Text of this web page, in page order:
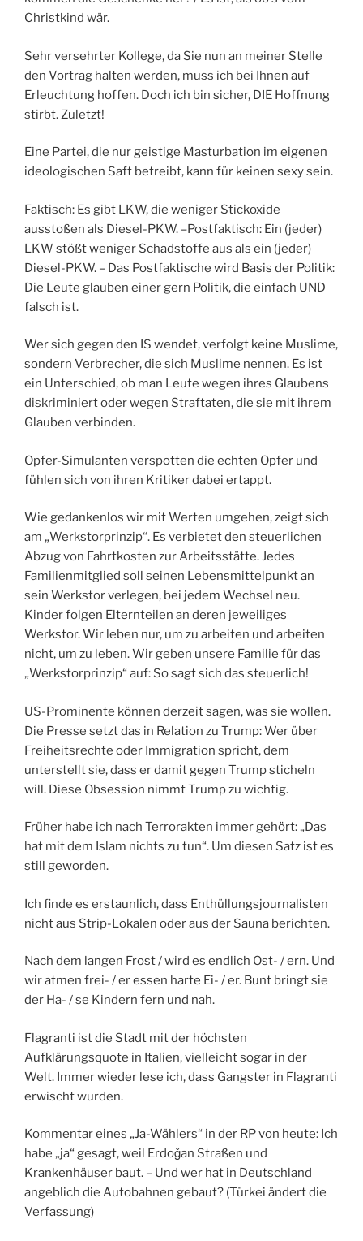
Christkind wär.
Sehr versehrter Kollege, da Sie nun an meiner Stelle
den Vortrag halten werden, muss ich bei Ihnen auf
Erleuchtung hoffen. Doch ich bin sicher, DIE Hoffnung
stirbt. Zuletzt!
Eine Partei, die nur geistige Masturbation im eigenen
ideologischen Saft betreibt, kann für keinen sexy sein.
Faktisch: Es gibt LKW, die weniger Stickoxide
ausstoßen als Diesel-PKW. –Postfaktisch: Ein (jeder)
LKW stößt weniger Schadstoffe aus als ein (jeder)
Diesel-PKW. – Das Postfaktische wird Basis der Politik:
Die Leute glauben einer gern Politik, die einfach UND
falsch ist.
Wer sich gegen den IS wendet, verfolgt keine Muslime,
sondern Verbrecher, die sich Muslime nennen. Es ist
ein Unterschied, ob man Leute wegen ihres Glaubens
diskriminiert oder wegen Straftaten, die sie mit ihrem
Glauben verbinden.
Opfer-Simulanten verspotten die echten Opfer und
fühlen sich von ihren Kritiker dabei ertappt.
Wie gedankenlos wir mit Werten umgehen, zeigt sich
am „Werkstorprinzip“. Es verbietet den steuerlichen
Abzug von Fahrtkosten zur Arbeitsstätte. Jedes
Familienmitglied soll seinen Lebensmittelpunkt an
sein Werkstor verlegen, bei jedem Wechsel neu.
Kinder folgen Elternteilen an deren jeweiliges
Werkstor. Wir leben nur, um zu arbeiten und arbeiten
nicht, um zu leben. Wir geben unsere Familie für das
„Werkstorprinzip“ auf: So sagt sich das steuerlich!
US-Prominente können derzeit sagen, was sie wollen.
Die Presse setzt das in Relation zu Trump: Wer über
Freiheitsrechte oder Immigration spricht, dem
unterstellt sie, dass er damit gegen Trump sticheln
will. Diese Obsession nimmt Trump zu wichtig.
Früher habe ich nach Terrorakten immer gehört: „Das
hat mit dem Islam nichts zu tun“. Um diesen Satz ist es
still geworden.
Ich finde es erstaunlich, dass Enthüllungsjournalisten
nicht aus Strip-Lokalen oder aus der Sauna berichten.
Nach dem langen Frost / wird es endlich Ost- / ern. Und
wir atmen frei- / er essen harte Ei- / er. Bunt bringt sie
der Ha- / se Kindern fern und nah.
Flagranti ist die Stadt mit der höchsten
Aufklärungsquote in Italien, vielleicht sogar in der
Welt. Immer wieder lese ich, dass Gangster in Flagranti
erwischt wurden.
Kommentar eines „Ja-Wählers“ in der RP von heute: Ich
habe „ja“ gesagt, weil Erdoǧan Straßen und
Krankenhäuser baut. – Und wer hat in Deutschland
angeblich die Autobahnen gebaut? (Türkei ändert die
Verfassung)